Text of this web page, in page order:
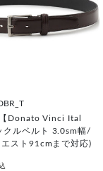
【Donato Vinci Ital
クルベルト 3.0sm幅/
スト91cmまで対応)